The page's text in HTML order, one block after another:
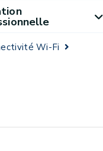
Wi-Fi